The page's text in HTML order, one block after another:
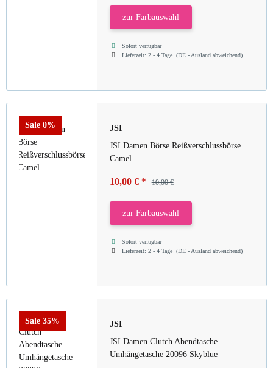
zur Farbauswahl
Sofort verfügbar
Lieferzeit:2 - 4 Tage(DE - Ausland abweichend)
Sale 0%
JSI
JSI Damen Börse Reißverschlussbörse
Camel
10,00 € * 10,00 €
zur Farbauswahl
Sofort verfügbar
Lieferzeit:2 - 4 Tage(DE - Ausland abweichend)
Sale 35%
JSI
JSI Damen Clutch Abendtasche
Umhängetasche 20096 Skyblue